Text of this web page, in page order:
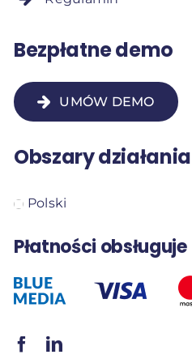
Bezpłatne demo
UMÓW DEMO
Obszary działania
Polski
Płatności obsługuje